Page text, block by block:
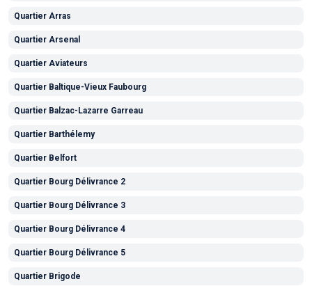
Quartier Arras
Quartier Arsenal
Quartier Aviateurs
Quartier Baltique-Vieux Faubourg
Quartier Balzac-Lazarre Garreau
Quartier Barthélemy
Quartier Belfort
Quartier Bourg Délivrance 2
Quartier Bourg Délivrance 3
Quartier Bourg Délivrance 4
Quartier Bourg Délivrance 5
Quartier Brigode